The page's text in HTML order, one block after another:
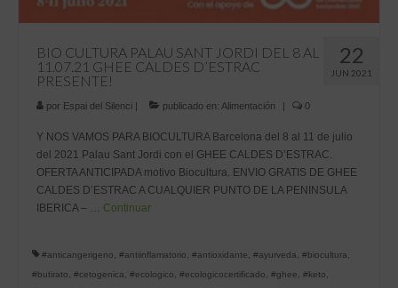
22
JUN 2021
BIO CULTURA PALAU SANT JORDI DEL 8 AL
11.07.21 GHEE CALDES D’ESTRAC
PRESENTE!
por Espai del Silenci | publicado en: Alimentación | 0
Y NOS VAMOS PARA BIOCULTURA Barcelona del 8 al 11 de julio
del 2021 Palau Sant Jordi con el GHEE CALDES D’ESTRAC.
OFERTA ANTICIPADA motivo Biocultura. ENVIO GRATIS DE GHEE
CALDES D’ESTRAC A CUALQUIER PUNTO DE LA PENINSULA
IBERICA – … Continuar
#anticangerigeno #antiinflamatorio #antioxidante #ayurveda #biocultura
#butirato
#cetogenica #ecologico #ecologicocertificado #ghee #keto